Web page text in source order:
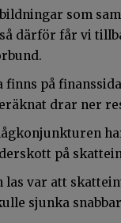
som
därför får vi
finns på
drar ner
på
las var att
sjunka